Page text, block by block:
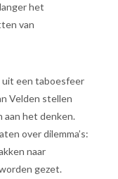
het
van
uit een taboesfeer
Velden stellen
aan het denken.
over dilemma’s:
naar
gezet.